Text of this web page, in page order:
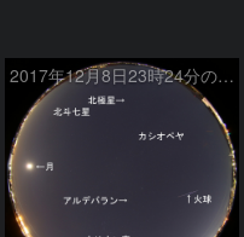
2017年12月8日23時24分の火球